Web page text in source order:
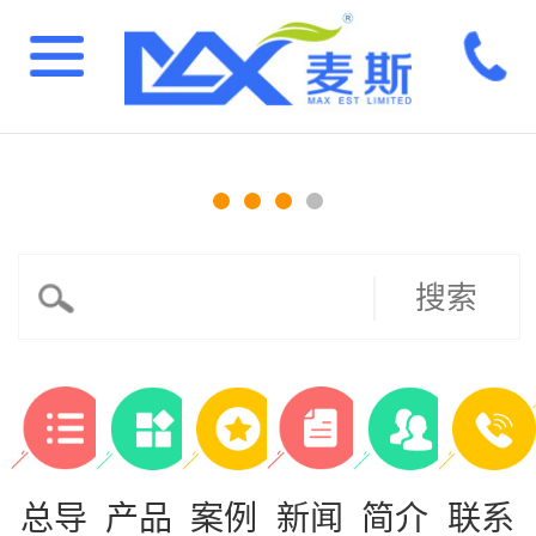
搜索
总导 产品 案例 新闻 简介 联系